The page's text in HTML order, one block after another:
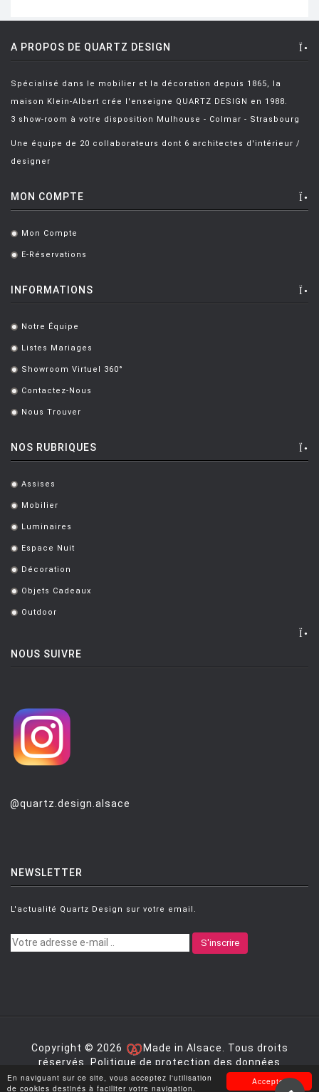
Accepter
En naviguant sur ce site, vous acceptez l'utilisation
de cookies destinés à faciliter votre navigation.
A PROPOS DE QUARTZ DESIGN
Spécialisé dans le mobilier et la décoration depuis 1865, la
maison Klein-Albert crée l'enseigne QUARTZ DESIGN en 1988.
3 show-room à votre disposition Mulhouse - Colmar - Strasbourg
Une équipe de 20 collaborateurs dont 6 architectes d'intérieur /
designer
MON COMPTE
. Mon Compte
. E-Réservations
INFORMATIONS
. Notre Équipe
. Listes Mariages
. Showroom Virtuel 360°
. Contactez-Nous
. Nous Trouver
NOS RUBRIQUES
. Assises
. Mobilier
. Luminaires
. Espace Nuit
. Décoration
. Objets Cadeaux
. Outdoor
NOUS SUIVRE
@quartz.design.alsace
NEWSLETTER
L'actualité Quartz Design sur votre email.
S'inscrire
Copyright © 2026
Made in Alsace. Tous droits
réservés.
Politique de protection des données
personnelles|Mentions légales|Conditions générales
de vente